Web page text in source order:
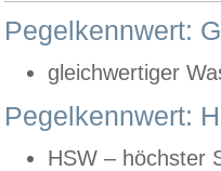
Pegelkennwert:
gleichwertiger
Pegelkennwert:
HSW – höchster